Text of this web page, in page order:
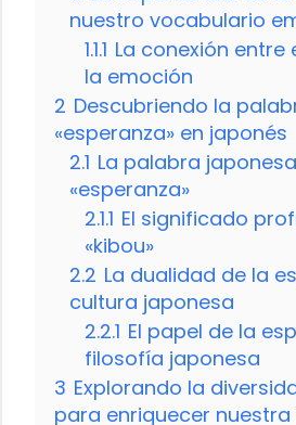
nuestro vocabulario
1.1.1 La conexión entre
la emoción
2 Descubriendo la
«esperanza» en japonés
2.1 La palabra
«esperanza»
2.1.1 El significado
«kibou»
2.2 La dualidad de la
cultura japonesa
2.2.1 El papel de la
filosofía japonesa
3 Explorando la
para enriquecer nuestra